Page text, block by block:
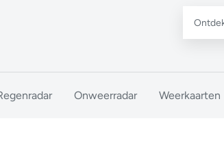
Onweerradar Weerkaarten